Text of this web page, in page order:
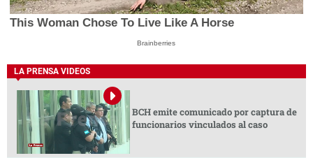
This Woman Chose To Live Like A Horse
Brainberries
LA PRENSA VIDEOS
BCH emite comunicado por captura de
funcionarios vinculados al caso